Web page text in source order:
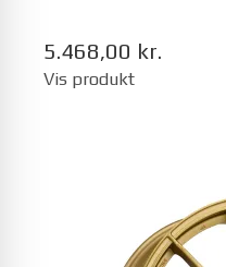
5.468,00 kr.
Vis produkt